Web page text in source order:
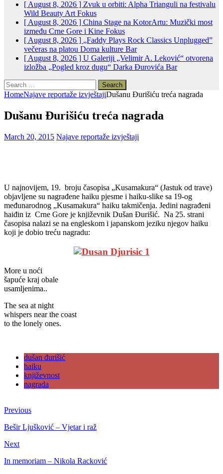
[ August 8, 2026 ] Zvuk u orbiti: Alpha Trianguli na festivalu
Wild Beauty Art Fokus
[ August 8, 2026 ] China Stage na KotorArtu: Muzički most
između Crne Gore i Kine Fokus
[ August 8, 2026 ] „Faddy Plays Rock Classics Unplugged”
večeras na platou Doma kulture Bar
[ August 8, 2026 ] U Galeriji „Velimir A. Leković“ otvorena
izložba „Pogled kroz dugu“ Darka Đurovića Bar
Search
for:
HomeNajave reportaže izvještajiDušanu Đurišiću treća nagrada
Dušanu Đurišiću treća nagrada
March 20, 2015 Najave reportaže izvještaji
U najnovijem, 19. broju časopisa „Kusamakura“ (Jastuk od trave)
objavljene su nagrađene haiku pjesme i haiku-slike sa 19-og
međunarodnog „Kusamakura“ haiku takmičenja. Jedini nagrađeni
haiđin iz Crne Gore je književnik Dušan Đurišić. Na 25. strani
časopisa nalazi se na engleskom i japanskom jeziku njegov haiku
koji je dobio treću nagradu:
More u noći
šapuće kraj obale
usamljenima..
The sea at night
whispers near the coast
to the lonely ones.
dušan đurišić
haiku
književnost
nagrada
Previous
Bešir Ljušković – Vjetar i raž
Next
In memoriam – Nikola Racković